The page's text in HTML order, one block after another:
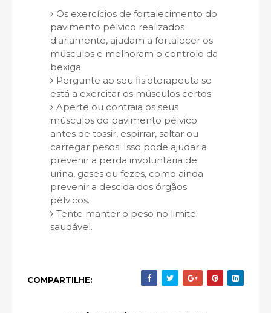
Os exercícios de fortalecimento do
pavimento pélvico realizados
diariamente, ajudam a fortalecer os
músculos e melhoram o controlo da
bexiga.
Pergunte ao seu fisioterapeuta se
está a exercitar os músculos certos.
Aperte ou contraia os seus
músculos do pavimento pélvico
antes de tossir, espirrar, saltar ou
carregar pesos. Isso pode ajudar a
prevenir a perda involuntária de
urina, gases ou fezes, como ainda
prevenir a descida dos órgãos
pélvicos.
Tente manter o peso no limite
saudável.
COMPARTILHE: